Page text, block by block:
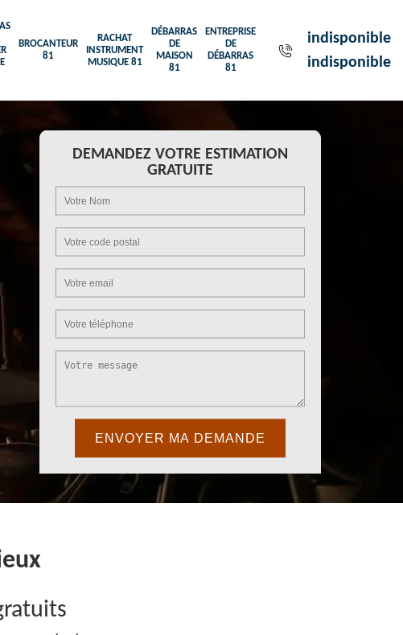
BROCANTEUR
81
RACHAT
INSTRUMENT
MUSIQUE 81
DÉBARRAS
DE
MAISON
81
ENTREPRISE
DE
DÉBARRAS
81
indisponible
indisponible
DEMANDEZ VOTRE ESTIMATION
GRATUITE